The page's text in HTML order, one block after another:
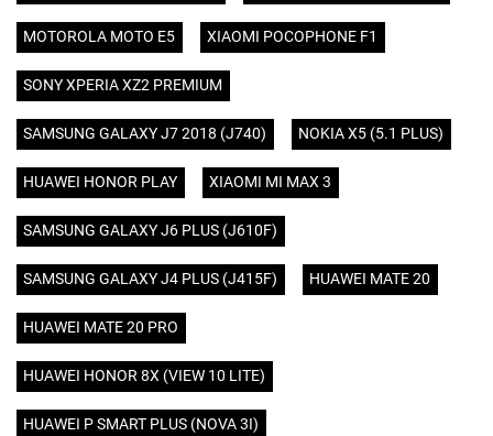
MOTOROLA MOTO E5 XIAOMI POCOPHONE F1
SONY XPERIA XZ2 PREMIUM
SAMSUNG GALAXY J7 2018 (J740) NOKIA X5 (5.1 PLUS)
HUAWEI HONOR PLAY XIAOMI MI MAX 3
SAMSUNG GALAXY J6 PLUS (J610F)
SAMSUNG GALAXY J4 PLUS (J415F) HUAWEI MATE 20
HUAWEI MATE 20 PRO
HUAWEI HONOR 8X (VIEW 10 LITE)
HUAWEI P SMART PLUS (NOVA 3I)